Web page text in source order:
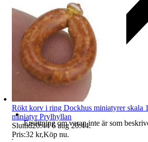
Ersättning om varan inte är som
Rökt korv i ring Dockhus miniatyrer skala
miniatyr Prylhyllan
Sluttid20:44 6 aug 20:44.
Pris:32 kr,Köp nu.